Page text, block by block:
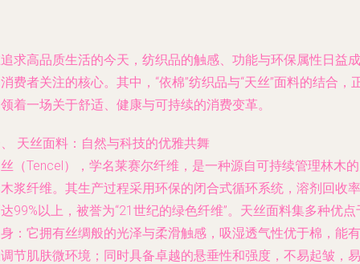
求高品质生活的今天，纺织品的触感、功能与环保属性日益成
费者关注的核心。其中，“依棉”纺织品与“天丝”面料的结合，
着一场关于舒适、健康与可持续的消费变革。
天丝面料：自然与科技的优雅共舞
（Tencel），学名莱赛尔纤维，是一种源自可持续管理林木
浆纤维。其生产过程采用环保的闭合式循环系统，溶剂回收率
99%以上，被誉为“21世纪的绿色纤维”。天丝面料集多种优点
：它拥有丝绸般的光泽与柔滑触感，吸湿透气性优于棉，能有
节肌肤微环境；同时具备卓越的悬垂性和强度，不易起皱，易